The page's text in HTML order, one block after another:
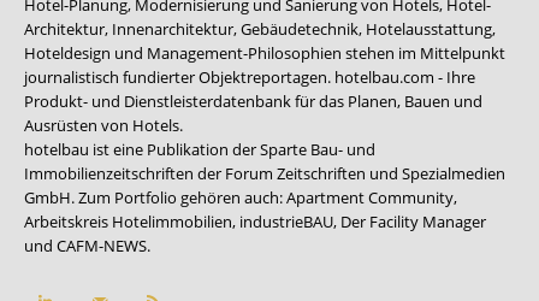
Hotel-Planung, Modernisierung und Sanierung von Hotels, Hotel-
Architektur, Innenarchitektur, Gebäudetechnik, Hotelausstattung,
Hoteldesign und Management-Philosophien stehen im Mittelpunkt
journalistisch fundierter Objektreportagen. hotelbau.com - Ihre
Produkt- und Dienstleisterdatenbank für das Planen, Bauen und
Ausrüsten von Hotels.
hotelbau ist eine Publikation der Sparte Bau- und
Immobilienzeitschriften der Forum Zeitschriften und Spezialmedien
GmbH. Zum Portfolio gehören auch:Apartment Community,
Arbeitskreis Hotelimmobilien, industrieBAU, Der Facility Manager
und CAFM-NEWS.